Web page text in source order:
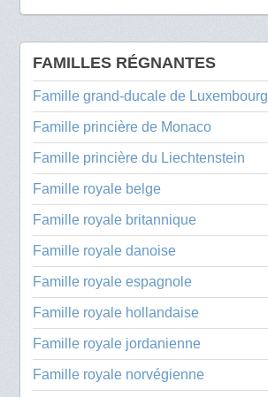
FAMILLES RÉGNANTES
Famille grand-ducale de Luxembourg
Famille princière de Monaco
Famille princière du Liechtenstein
Famille royale belge
Famille royale britannique
Famille royale danoise
Famille royale espagnole
Famille royale hollandaise
Famille royale jordanienne
Famille royale norvégienne